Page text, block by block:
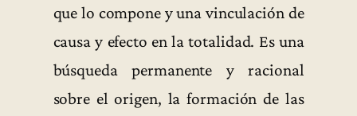
que lo compone y una vinculación de
causa y efecto en la totalidad. Es una
búsqueda permanente y racional
sobre el origen, la formación de las